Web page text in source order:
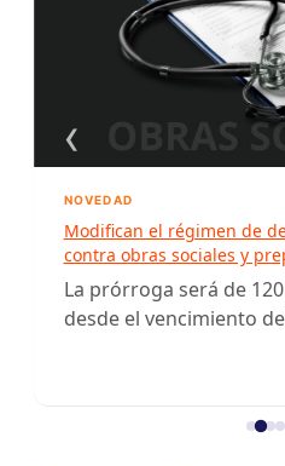
‹
NOVEDAD
Modifican el régimen de
contra obras sociales y
La prórroga será de
desde el vencimiento